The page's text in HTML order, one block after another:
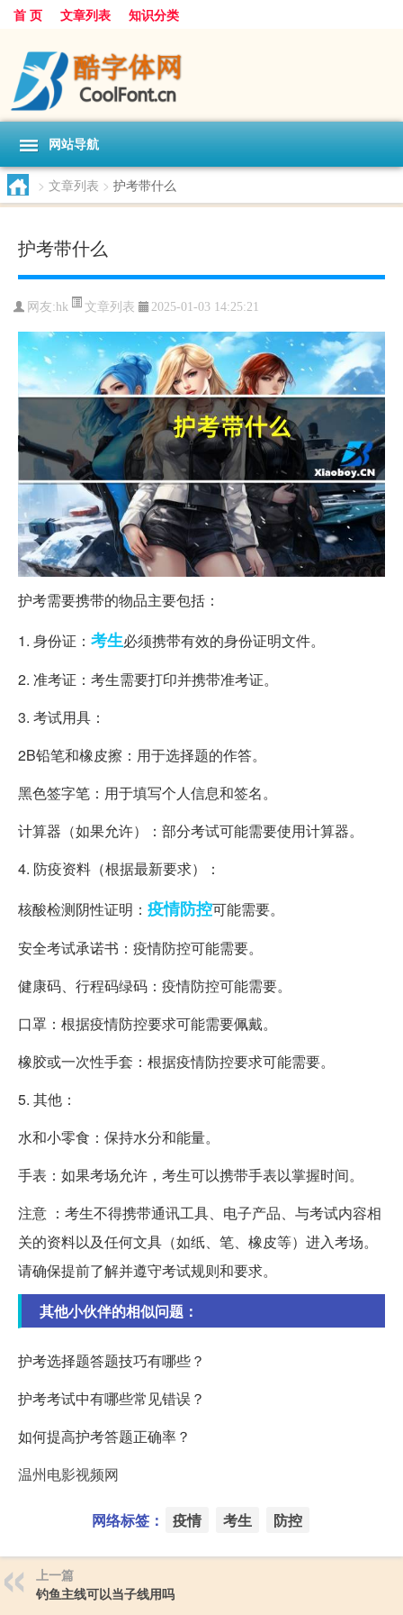
首 页 文章列表 知识分类
网站导航
> 文章列表 > 护考带什么
护考带什么
网友:hk 文章列表 2025-01-03 14:25:21
护考需要携带的物品主要包括：
1. 身份证： 考生必须携带有效的身份证明文件。
2. 准考证：考生需要打印并携带准考证。
3. 考试用具：
2B铅笔和橡皮擦：用于选择题的作答。
黑色签字笔：用于填写个人信息和签名。
计算器（如果允许）：部分考试可能需要使用计算器。
4. 防疫资料（根据最新要求）：
核酸检测阴性证明： 疫情防控可能需要。
安全考试承诺书：疫情防控可能需要。
健康码、行程码绿码：疫情防控可能需要。
口罩：根据疫情防控要求可能需要佩戴。
橡胶或一次性手套：根据疫情防控要求可能需要。
5. 其他：
水和小零食：保持水分和能量。
手表：如果考场允许，考生可以携带手表以掌握时间。
注意 ：考生不得携带通讯工具、电子产品、与考试内容相
关的资料以及任何文具（如纸、笔、橡皮等）进入考场。
请确保提前了解并遵守考试规则和要求。
其他小伙伴的相似问题：
护考选择题答题技巧有哪些？
护考考试中有哪些常见错误？
如何提高护考答题正确率？
温州电影视频网
网络标签： 疫情 考生 防控
上一篇
钓鱼主线可以当子线用吗